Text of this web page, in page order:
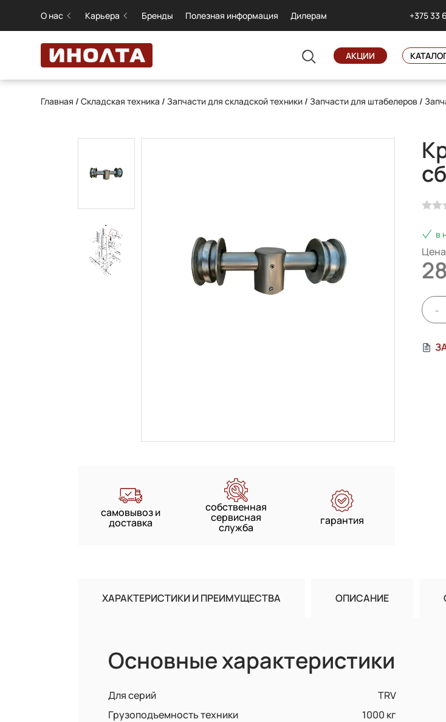
О нас Карьера Бренды Полезная информация Дилерам +375 33
АКЦИИ
Главная /Складская техника /Запчасти для складской техники /Запчасти для штабелеров /
самовывоз и
доставка
собственная
сервисная
служба
гарантия
в
-
ХАРАКТЕРИСТИКИ И ПРЕИМУЩЕСТВА ОПИСАНИЕ
Основные характеристики
Для серий
TRV
Грузоподъемность техники
1000 кг